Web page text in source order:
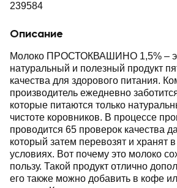
239584
Описание
Молоко ПРОСТОКВАШИНО 1,5% –
натуральный и полезный продукт
качества для здорового питания.
производитель ежедневно
которые питаются только
чистоте коровников. В процессе
проводится 65 проверок качества
который затем перевозят и хранят
условиях. Вот почему это молоко
пользу. Такой продукт отлично
его также можно добавить в кофе